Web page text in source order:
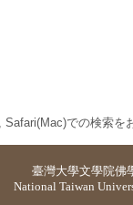
Safari(Mac)での検索を
臺灣大學文學院佛
National Taiwan